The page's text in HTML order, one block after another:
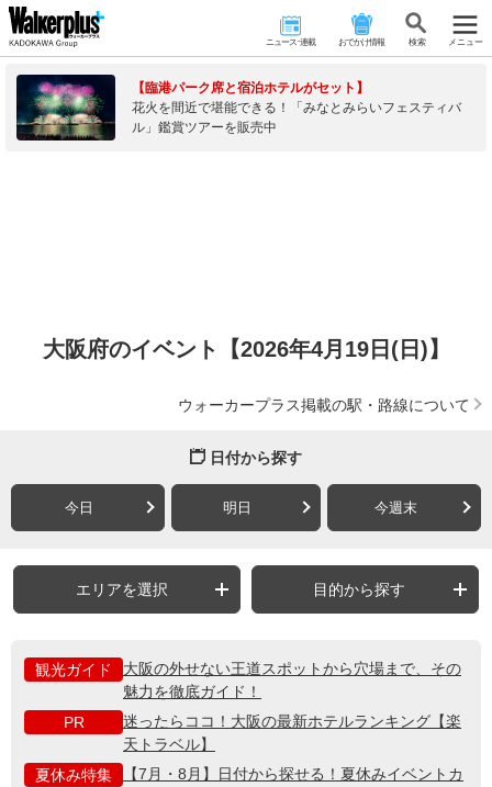
ニュース･連載 おでかけ情報 検 索 メニュー
【臨港パーク席と宿泊ホテルがセット】
花火を間近で堪能できる！「みなとみらいフェスティバ
ル」鑑賞ツアーを販売中
大阪府のイベント【2026年4月19日(日)】
ウォーカープラス掲載の駅・路線について
日付から探す
今日 明日 今週末
エリアを選択 目的から探す
観光ガイド
大阪の外せない王道スポットから穴場まで、その
魅力を徹底ガイド！
PR
迷ったらココ！大阪の最新ホテルランキング【楽
天トラベル】
夏休み特集
【7月・8月】日付から探せる！夏休みイベントカ